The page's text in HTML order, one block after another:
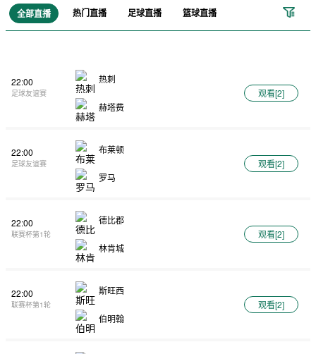
全部直播 热门直播 足球直播 篮球直播
22:00
足球友谊赛
热刺
赫塔费
观看[2]
22:00
足球友谊赛
布莱顿
罗马
观看[2]
22:00
联赛杯第1轮
德比郡
林肯城
观看[2]
22:00
联赛杯第1轮
斯旺西
伯明翰
观看[2]